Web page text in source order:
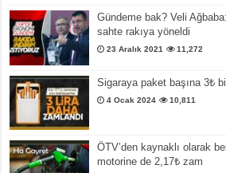
Gündeme bak? Veli
sahte rakıya yöneldi
23 Aralık 2021 11,272
Sigaraya paket başına 3₺
4 Ocak 2024 10,811
ÖTV’den kaynaklı olarak
motorine de 2,17₺ zam